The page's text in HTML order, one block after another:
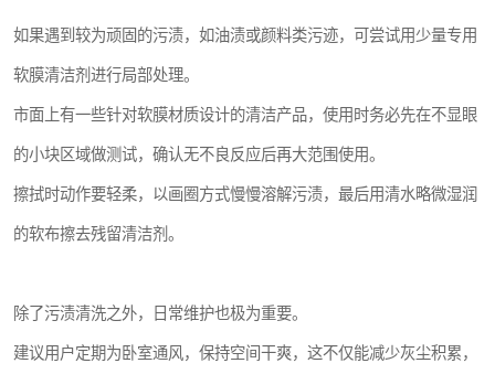
如果遇到较为顽固的污渍，如油渍或颜料类污迹，可尝试用少量专用
软膜清洁剂进行局部处理。
市面上有一些针对软膜材质设计的清洁产品，使用时务必先在不显眼
的小块区域做测试，确认无不良反应后再大范围使用。
擦拭时动作要轻柔，以画圈方式慢慢溶解污渍，最后用清水略微湿润
的软布擦去残留清洁剂。
除了污渍清洗之外，日常维护也极为重要。
建议用户定期为卧室通风，保持空间干爽，这不仅能减少灰尘积累，